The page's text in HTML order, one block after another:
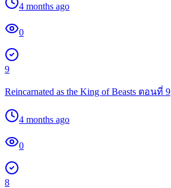
4 months ago
0
9
Reincarnated as the King of Beasts ตอนที่ 9
4 months ago
0
8